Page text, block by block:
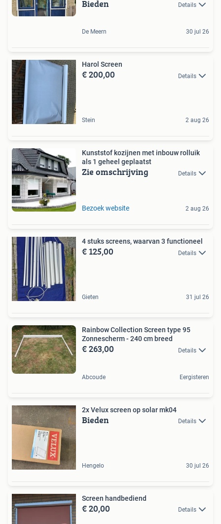
Bieden Details
De Meern 30 jul 26
Harol Screen
€ 200,00 Details
Stein 2 aug 26
Kunststof kozijnen met inbouw rolluik
als 1 geheel geplaatst
Zie omschrijving Details
Bezoek website 2 aug 26
4 stuks screens, waarvan 3 functioneel
€ 125,00 Details
Gieten 31 jul 26
Rainbow Collection Screen type 95
Zonnescherm - 240 cm breed
€ 263,00 Details
Abcoude Eergisteren
2x Velux screen op solar mk04
Bieden Details
Hengelo 30 jul 26
Screen handbediend
€ 20,00 Details